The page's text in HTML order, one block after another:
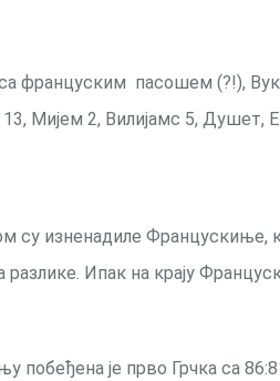
француским пасошем (?!),
Мијем 2, Вилијамс 5, Душет,
изненадиле Францускиње,
разлике. Ипак на крају
је прво Грчка са